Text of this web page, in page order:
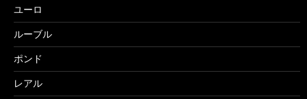
ユーロ
ルーブル
ポンド
レアル